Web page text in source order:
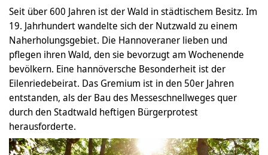
Seit über 600 Jahren ist der Wald in städtischem Besitz. Im
19. Jahrhundert wandelte sich der Nutzwald zu einem
Naherholungsgebiet. Die Hannoveraner lieben und
pflegen ihren Wald, den sie bevorzugt am Wochenende
bevölkern. Eine hannöversche Besonderheit ist der
Eilenriedebeirat. Das Gremium ist in den 50er Jahren
entstanden, als der Bau des Messeschnellweges quer
durch den Stadtwald heftigen Bürgerprotest
herausforderte.